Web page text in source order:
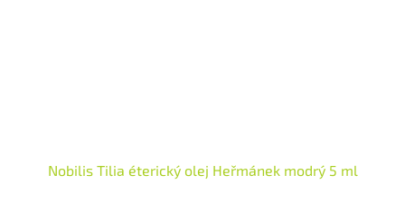
Nobilis Tilia éterický olej Heřmánek modrý 5 ml